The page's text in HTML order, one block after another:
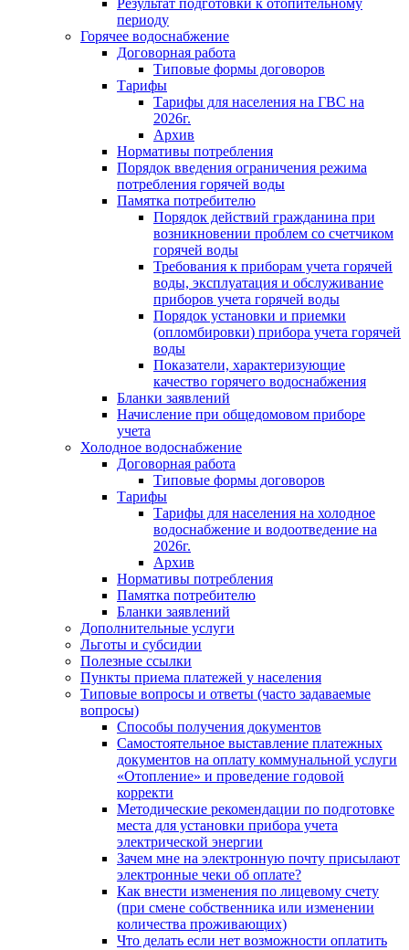
Результат подготовки к отопительному
периоду
Горячее водоснабжение
Договорная работа
Типовые формы договоров
Тарифы
Тарифы для населения на ГВС на
2026г.
Архив
Нормативы потребления
Порядок введения ограничения режима
потребления горячей воды
Памятка потребителю
Порядок действий гражданина при
возникновении проблем со счетчиком
горячей воды
Требования к приборам учета горячей
воды, эксплуатация и обслуживание
приборов учета горячей воды
Порядок установки и приемки
(опломбировки) прибора учета горячей
воды
Показатели, характеризующие
качество горячего водоснабжения
Бланки заявлений
Начисление при общедомовом приборе
учета
Холодное водоснабжение
Договорная работа
Типовые формы договоров
Тарифы
Тарифы для населения на холодное
водоснабжение и водоотведение на
2026г.
Архив
Нормативы потребления
Памятка потребителю
Бланки заявлений
Дополнительные услуги
Льготы и субсидии
Полезные ссылки
Пункты приема платежей у населения
Типовые вопросы и ответы (часто задаваемые
вопросы)
Способы получения документов
Самостоятельное выставление платежных
документов на оплату коммунальной услуги
«Отопление» и проведение годовой
корректи
Методические рекомендации по подготовке
места для установки прибора учета
электрической энергии
Зачем мне на электронную почту присылают
электронные чеки об оплате?
Как внести изменения по лицевому счету
(при смене собственника или изменении
количества проживающих)
Что делать если нет возможности оплатить